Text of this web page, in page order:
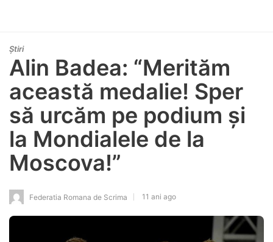
Știri
Alin Badea: “Merităm
această medalie! Sper
să urcăm pe podium și
la Mondialele de la
Moscova!”
Federatia Romana de Scrima 11 ani ago